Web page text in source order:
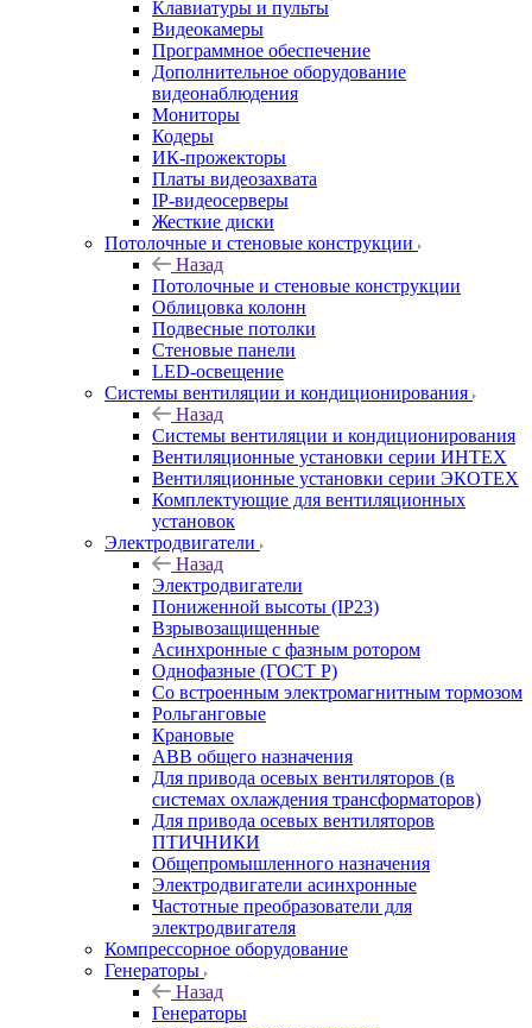
Клавиатуры и пульты
Видеокамеры
Программное обеспечение
Дополнительное оборудование
видеонаблюдения
Мониторы
Кодеры
ИК-прожекторы
Платы видеозахвата
IP-видеосерверы
Жесткие диски
Потолочные и стеновые конструкции
Назад
Потолочные и стеновые конструкции
Облицовка колонн
Подвесные потолки
Стеновые панели
LED-освещение
Системы вентиляции и кондиционирования
Назад
Системы вентиляции и кондиционирования
Вентиляционные установки серии ИНТЕХ
Вентиляционные установки серии ЭКОТЕХ
Комплектующие для вентиляционных
установок
Электродвигатели
Назад
Электродвигатели
Пониженной высоты (IP23)
Взрывозащищенные
Асинхронные с фазным ротором
Однофазные (ГОСТ Р)
Со встроенным электромагнитным тормозом
Рольганговые
Крановые
АВВ общего назначения
Для привода осевых вентиляторов (в
системах охлаждения трансформаторов)
Для привода осевых вентиляторов
ПТИЧНИКИ
Общепромышленного назначения
Электродвигатели асинхронные
Частотные преобразователи для
электродвигателя
Компрессорное оборудование
Генераторы
Назад
Генераторы